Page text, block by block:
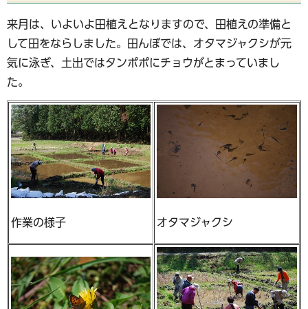
来月は、いよいよ田植えとなりますので、田植えの準備と
して田をならしました。田んぼでは、オタマジャクシが元
気に泳ぎ、土出ではタンポポにチョウがとまっていまし
た。
作業の様子 オタマジャクシ